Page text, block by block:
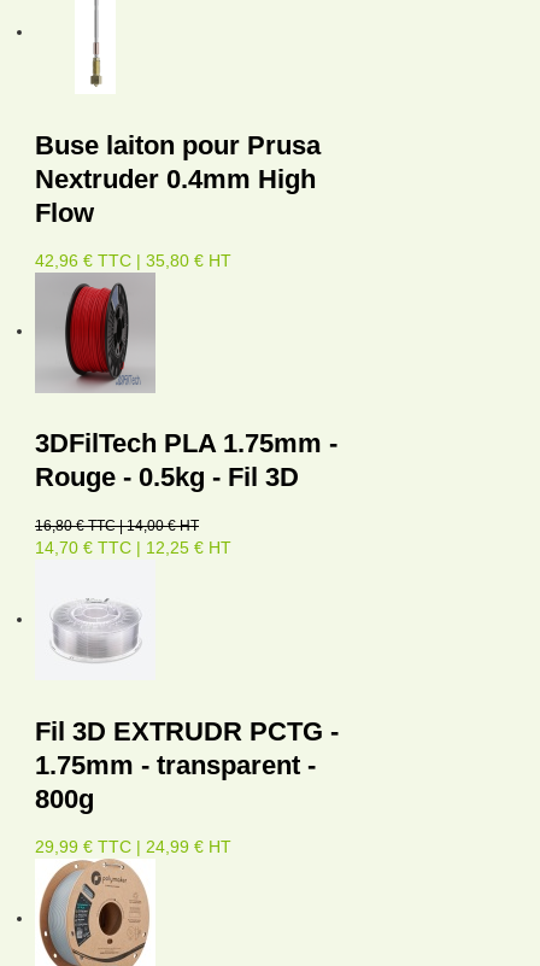
Buse laiton pour Prusa
Nextruder 0.4mm High
Flow
42,96 € TTC | 35,80 € HT
3DFilTech PLA 1.75mm -
Rouge - 0.5kg - Fil 3D
16,80 € TTC | 14,00 € HT
14,70 € TTC | 12,25 € HT
Fil 3D EXTRUDR PCTG -
1.75mm - transparent -
800g
29,99 € TTC | 24,99 € HT